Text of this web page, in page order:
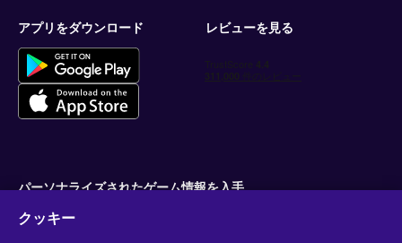
アプリをダウンロード レビューを見る
パーソナライズされたゲーム情報を入手
クッキー